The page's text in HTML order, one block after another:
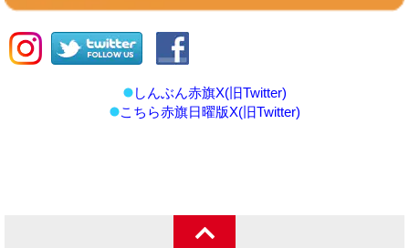
しんぶん赤旗X(旧Twitter)
こちら赤旗日曜版X(旧Twitter)